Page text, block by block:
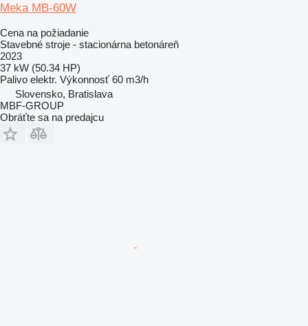
Meka MB-60W
Cena na požiadanie
Stavebné stroje - stacionárna betonáreň
2023
37 kW (50.34 HP)
Palivo elektr. Výkonnosť 60 m3/h
Slovensko, Bratislava
MBF-GROUP
Obráťte sa na predajcu